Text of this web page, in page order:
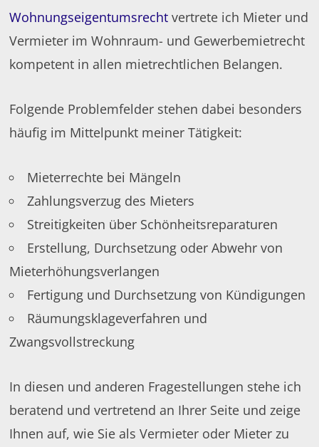
Wohnungseigentumsrecht vertrete ich Mieter und
Vermieter im Wohnraum- und Gewerbemietrecht
kompetent in allen mietrechtlichen Belangen.
Folgende Problemfelder stehen dabei besonders
häufig im Mittelpunkt meiner Tätigkeit:
Mieterrechte bei Mängeln
Zahlungsverzug des Mieters
Streitigkeiten über Schönheitsreparaturen
Erstellung, Durchsetzung oder Abwehr von
Mieterhöhungsverlangen
Fertigung und Durchsetzung von Kündigungen
Räumungsklageverfahren und
Zwangsvollstreckung
In diesen und anderen Fragestellungen stehe ich
beratend und vertretend an Ihrer Seite und zeige
Ihnen auf, wie Sie als Vermieter oder Mieter zu